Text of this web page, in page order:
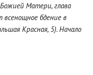
Матери, глава
бдение в
Красная, 5). Начало